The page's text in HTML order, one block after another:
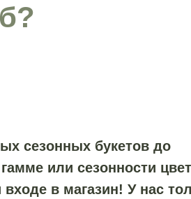
сезонных букетов до
или сезонности
в магазин! У нас